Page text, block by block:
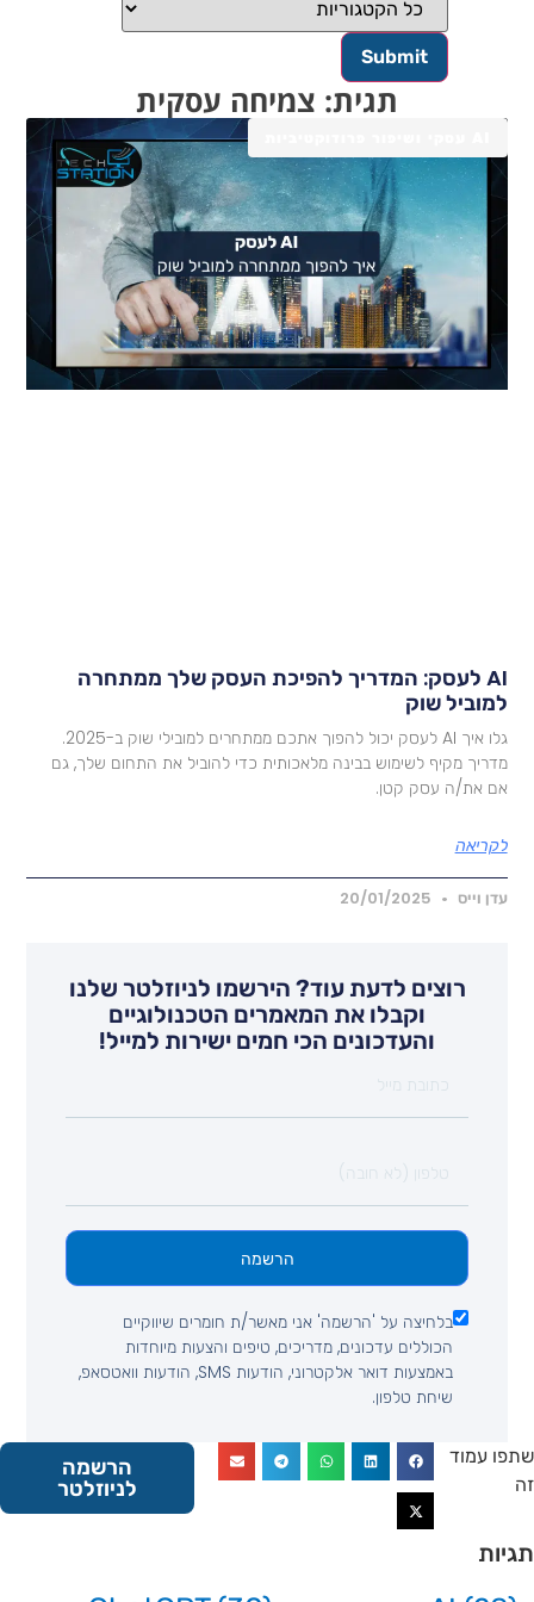
תגית: צמיחה עסקית
AI לעסק: המדריך להפיכת העסק שלך ממתחרה
שוק
גלו איך AI לעסק יכול להפוך אתכם ממתחרים למובילי שוק ב-2025.
מקיף לשימוש בבינה מלאכותית כדי להוביל את התחום שלך, גם
את/ה עסק קטן.
וייס 20/01/2025
רוצים לדעת עוד? הירשמו לניוזלטר שלנו
וקבלו את המאמרים הטכנולוגיים
והעדכונים הכי חמים ישירות למייל!
בלחיצה על 'הרשמה' אני מאשר/ת חומרים שיווקיים
הכוללים עדכונים, מדריכים, טיפים והצעות מיוחדות
באמצעות דואר אלקטרוני, הודעות SMS, הודעות וואטסאפ,
שיחת טלפון.
הרשמה
עמוד
הרשמה
לניוזלטר